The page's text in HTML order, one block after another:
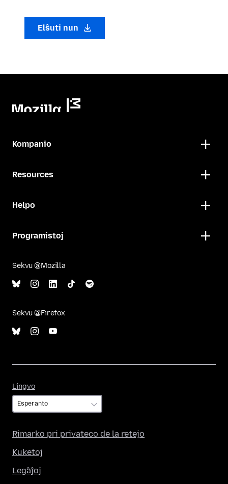
Elŝuti nun
Kompanio
Resources
Helpo
Programistoj
Sekvu @Mozilla
Sekvu @Firefox
Lingvo
Rimarko pri privateco de la retejo
Kuketoj
Leĝaĵoj